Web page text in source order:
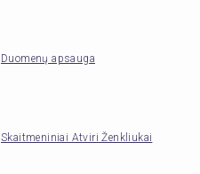
Duomenų apsauga
Skaitmeniniai Atviri Ženkliukai